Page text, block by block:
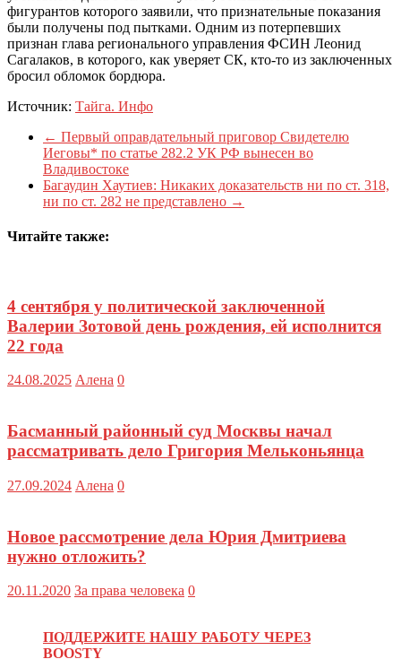
фигурантов которого заявили, что признательные показания
были получены под пытками. Одним из потерпевших
признан глава регионального управления ФСИН Леонид
Сагалаков, в которого, как уверяет СК, кто-то из заключенных
бросил обломок бордюра.
Источник: Тайга. Инфо
← Первый оправдательный приговор Свидетелю
Иеговы* по статье 282.2 УК РФ вынесен во
Владивостоке
Багаудин Хаутиев: Никаких доказательств ни по ст. 318,
ни по ст. 282 не представлено →
Читайте также:
4 сентября у политической заключенной
Валерии Зотовой день рождения, ей исполнится
22 года
24.08.2025 Алена 0
Басманный районный суд Москвы начал
рассматривать дело Григория Мельконьянца
27.09.2024 Алена 0
Новое рассмотрение дела Юрия Дмитриева
нужно отложить?
20.11.2020 За права человека 0
ПОДДЕРЖИТЕ НАШУ РАБОТУ ЧЕРЕЗ
BOOSTY